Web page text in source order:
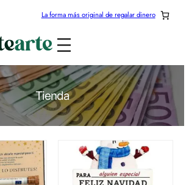
La forma más original de regalar dinero
Tienda